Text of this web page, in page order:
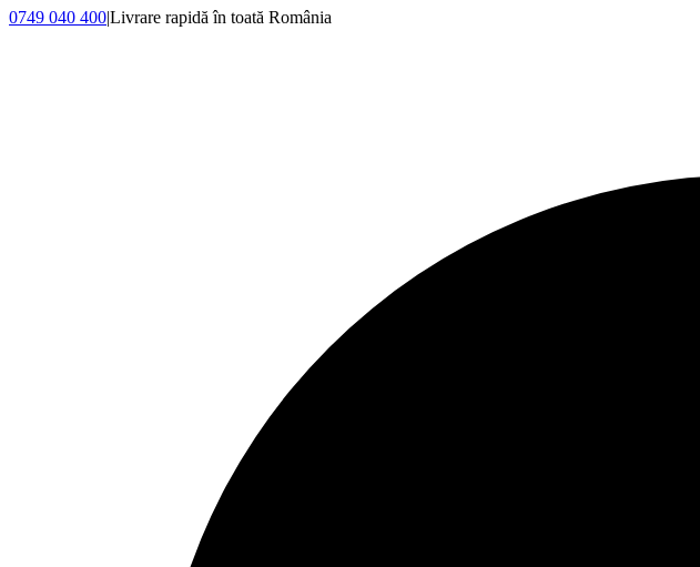
0749 040 400|Livrare rapidă în toată România